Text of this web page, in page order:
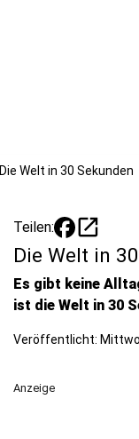
Die Welt in 30 Sekunden
Teilen: open_in_new
Die Welt in
Es gibt keine
ist die Welt in 30
Veröffentlicht:
Anzeige